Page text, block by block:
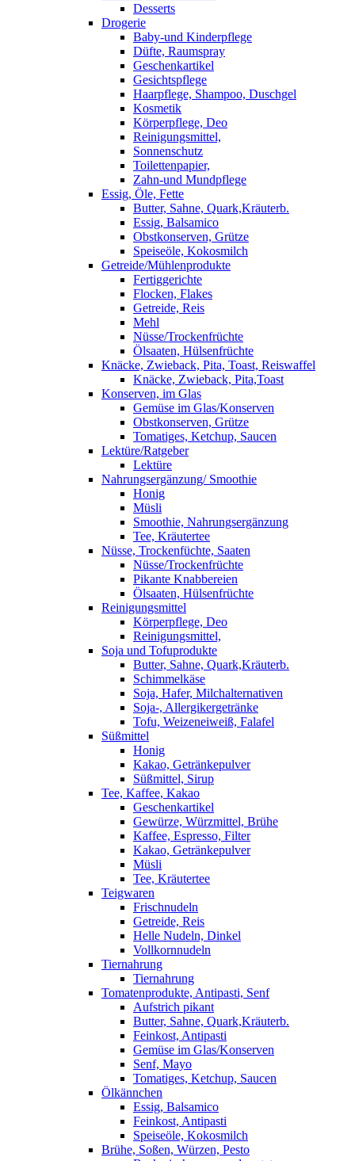
Desserts
Drogerie
Baby-und Kinderpflege
Düfte, Raumspray
Geschenkartikel
Gesichtspflege
Haarpflege, Shampoo, Duschgel
Kosmetik
Körperpflege, Deo
Reinigungsmittel,
Sonnenschutz
Toilettenpapier,
Zahn-und Mundpflege
Essig, Öle, Fette
Butter, Sahne, Quark,Kräuterb.
Essig, Balsamico
Obstkonserven, Grütze
Speiseöle, Kokosmilch
Getreide/Mühlenprodukte
Fertiggerichte
Flocken, Flakes
Getreide, Reis
Mehl
Nüsse/Trockenfrüchte
Ölsaaten, Hülsenfrüchte
Knäcke, Zwieback, Pita, Toast, Reiswaffel
Knäcke, Zwieback, Pita,Toast
Konserven, im Glas
Gemüse im Glas/Konserven
Obstkonserven, Grütze
Tomatiges, Ketchup, Saucen
Lektüre/Ratgeber
Lektüre
Nahrungsergänzung/ Smoothie
Honig
Müsli
Smoothie, Nahrungsergänzung
Tee, Kräutertee
Nüsse, Trockenfüchte, Saaten
Nüsse/Trockenfrüchte
Pikante Knabbereien
Ölsaaten, Hülsenfrüchte
Reinigungsmittel
Körperpflege, Deo
Reinigungsmittel,
Soja und Tofuprodukte
Butter, Sahne, Quark,Kräuterb.
Schimmelkäse
Soja, Hafer, Milchalternativen
Soja-, Allergikergetränke
Tofu, Weizeneiweiß, Falafel
Süßmittel
Honig
Kakao, Getränkepulver
Süßmittel, Sirup
Tee, Kaffee, Kakao
Geschenkartikel
Gewürze, Würzmittel, Brühe
Kaffee, Espresso, Filter
Kakao, Getränkepulver
Müsli
Tee, Kräutertee
Teigwaren
Frischnudeln
Getreide, Reis
Helle Nudeln, Dinkel
Vollkornnudeln
Tiernahrung
Tiernahrung
Tomatenprodukte, Antipasti, Senf
Aufstrich pikant
Butter, Sahne, Quark,Kräuterb.
Feinkost, Antipasti
Gemüse im Glas/Konserven
Senf, Mayo
Tomatiges, Ketchup, Saucen
Ölkännchen
Essig, Balsamico
Feinkost, Antipasti
Speiseöle, Kokosmilch
Brühe, Soßen, Würzen, Pesto